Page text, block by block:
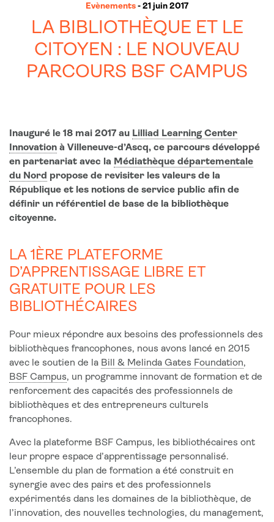
Evènements - 21 juin 2017
LA BIBLIOTHÈQUE ET LE
CITOYEN : LE NOUVEAU
PARCOURS BSF CAMPUS
Inauguré le 18 mai 2017 au Lilliad Learning Center
Innovation à Villeneuve-d’Ascq, ce parcours développé
en partenariat avec la Médiathèque départementale
du Nord propose de revisiter les valeurs de la
République et les notions de service public afin de
définir un référentiel de base de la bibliothèque
citoyenne.
LA 1ÈRE PLATEFORME
D’APPRENTISSAGE LIBRE ET
GRATUITE POUR LES
BIBLIOTHÉCAIRES
Pour mieux répondre aux besoins des professionnels des
bibliothèques francophones, nous avons lancé en 2015
avec le soutien de la Bill & Melinda Gates Foundation,
BSF Campus, un programme innovant de formation et de
renforcement des capacités des professionnels de
bibliothèques et des entrepreneurs culturels
francophones.
Avec la plateforme BSF Campus, les bibliothécaires ont
leur propre espace d’apprentissage personnalisé.
L’ensemble du plan de formation a été construit en
synergie avec des pairs et des professionnels
expérimentés dans les domaines de la bibliothèque, de
l’innovation, des nouvelles technologies, du management,